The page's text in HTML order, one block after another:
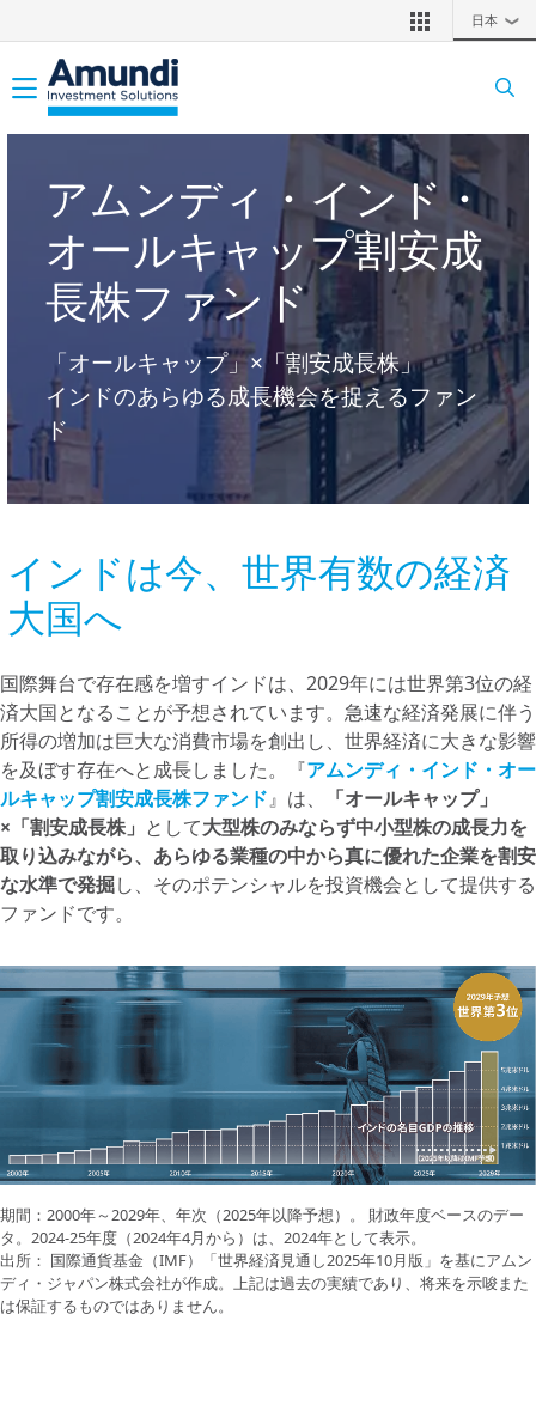
日本 ❯
Toggle navigation
アムンディ・インド・
オールキャップ割安成
長株ファンド
「オールキャップ」×「割安成長株」
インドのあらゆる成長機会を捉えるファン
ド
インドは今、世界有数の経済
大国へ
国際舞台で存在感を増すインドは、2029年には世界第3位の経
済大国となることが予想されています。急速な経済発展に伴う
所得の増加は巨大な消費市場を創出し、世界経済に大きな影響
を及ぼす存在へと成長しました。『アムンディ・インド・オー
ルキャップ割安成長株ファンド』は、
「オールキャップ」
×「割安成長株」 として大型株のみならず中小型株の成長力を
取り込みながら、あらゆる業種の中から真に優れた企業を割安
な水準で発掘し、そのポテンシャルを投資機会として提供する
ファンドです。
期間：2000年～2029年、年次（2025年以降予想）。 財政年度ベースのデー
タ。2024-25年度（2024年4月から）は、2024年として表示。
出所： 国際通貨基金（IMF）「世界経済見通し2025年10月版」を基にアムン
ディ・ジャパン株式会社が作成。上記は過去の実績であり、将来を示唆また
は保証するものではありません。